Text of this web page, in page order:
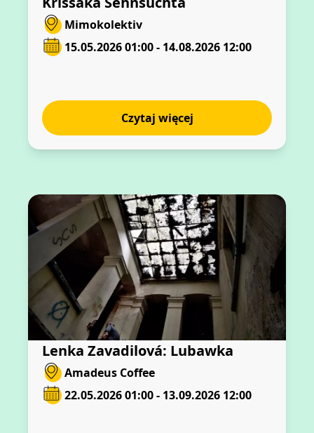
Mimokolektiv
15.05.2026 01:00 - 14.08.2026 12:00
Czytaj więcej
Lenka Zavadilová: Lubawka
Amadeus Coffee
22.05.2026 01:00 - 13.09.2026 12:00